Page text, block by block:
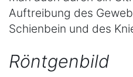
Auftreibung des
Schienbein und des
Röntgenbild